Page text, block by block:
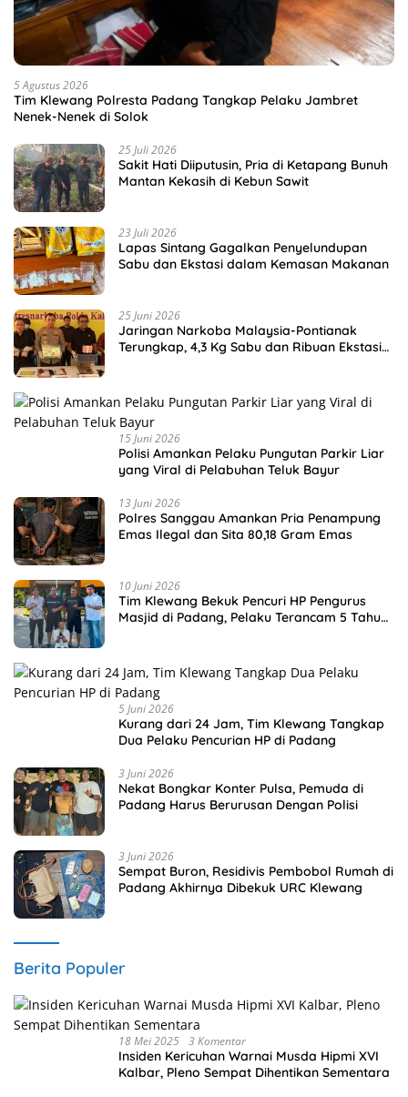
5 Agustus 2026
Tim Klewang Polresta Padang Tangkap Pelaku Jambret
Nenek-Nenek di Solok
25 Juli 2026
Sakit Hati Diiputusin, Pria di Ketapang Bunuh
Mantan Kekasih di Kebun Sawit
23 Juli 2026
Lapas Sintang Gagalkan Penyelundupan
Sabu dan Ekstasi dalam Kemasan Makanan
25 Juni 2026
Jaringan Narkoba Malaysia-Pontianak
Terungkap, 4,3 Kg Sabu dan Ribuan Ekstasi
15 Juni 2026
Polisi Amankan Pelaku Pungutan Parkir Liar
yang Viral di Pelabuhan Teluk Bayur
13 Juni 2026
Polres Sanggau Amankan Pria Penampung
Emas Ilegal dan Sita 80,18 Gram Emas
10 Juni 2026
Tim Klewang Bekuk Pencuri HP Pengurus
Masjid di Padang, Pelaku Terancam 5 Tahun
5 Juni 2026
Kurang dari 24 Jam, Tim Klewang Tangkap
Dua Pelaku Pencurian HP di Padang
3 Juni 2026
Nekat Bongkar Konter Pulsa, Pemuda di
Padang Harus Berurusan Dengan Polisi
3 Juni 2026
Sempat Buron, Residivis Pembobol Rumah di
Padang Akhirnya Dibekuk URC Klewang
Berita Populer
18 Mei 2025 3 Komentar
Insiden Kericuhan Warnai Musda Hipmi XVI
Kalbar, Pleno Sempat Dihentikan Sementara